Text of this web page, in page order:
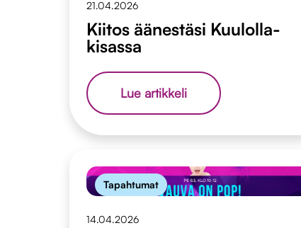
21.04.2026
Kiitos äänestäsi Kuulolla-
kisassa
Lue artikkeliKiitos
äänestäsi
Kuulolla-
kisassa
Tapahtumat
14.04.2026